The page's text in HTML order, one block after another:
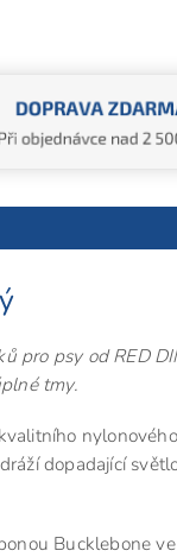
pro psy od RED
tmy.
dopadající
Bucklebone